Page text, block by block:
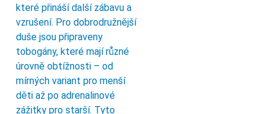
které přináší další zábavu a
vzrušení. Pro dobrodružnější
duše jsou připraveny
tobogány, které mají různé
úrovně obtížnosti – od
mírných variant pro menší
děti až po adrenalinové
zážitky pro starší. Tyto